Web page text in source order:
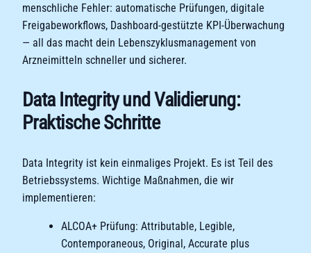
menschliche Fehler: automatische Prüfungen, digitale
Freigabeworkflows, Dashboard-gestützte KPI-Überwachung
— all das macht dein Lebenszyklusmanagement von
Arzneimitteln schneller und sicherer.
Data Integrity und Validierung:
Praktische Schritte
Data Integrity ist kein einmaliges Projekt. Es ist Teil des
Betriebssystems. Wichtige Maßnahmen, die wir
implementieren:
ALCOA+ Prüfung: Attributable, Legible,
Contemporaneous, Original, Accurate plus